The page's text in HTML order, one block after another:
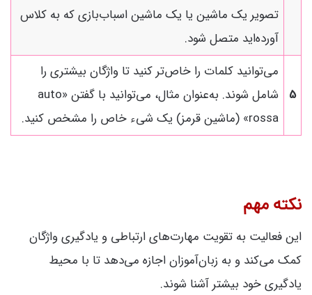
تصویر یک ماشین یا یک ماشین اسباب‌بازی که به کلاس
آورده‌اید متصل شود.
5
می‌توانید کلمات را خاص‌تر کنید تا واژگان بیشتری را
شامل شوند. به‌عنوان مثال، می‌توانید با گفتن «auto
rossa» (ماشین قرمز) یک شیء خاص را مشخص کنید.
نکته مهم
این فعالیت به تقویت مهارت‌های ارتباطی و یادگیری واژگان
کمک می‌کند و به زبان‌آموزان اجازه می‌دهد تا با محیط
یادگیری خود بیشتر آشنا شوند.